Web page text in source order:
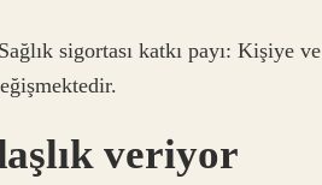
sigortası katkı payı: Kişiye ve
veriyor